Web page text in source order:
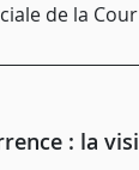
de la
: la